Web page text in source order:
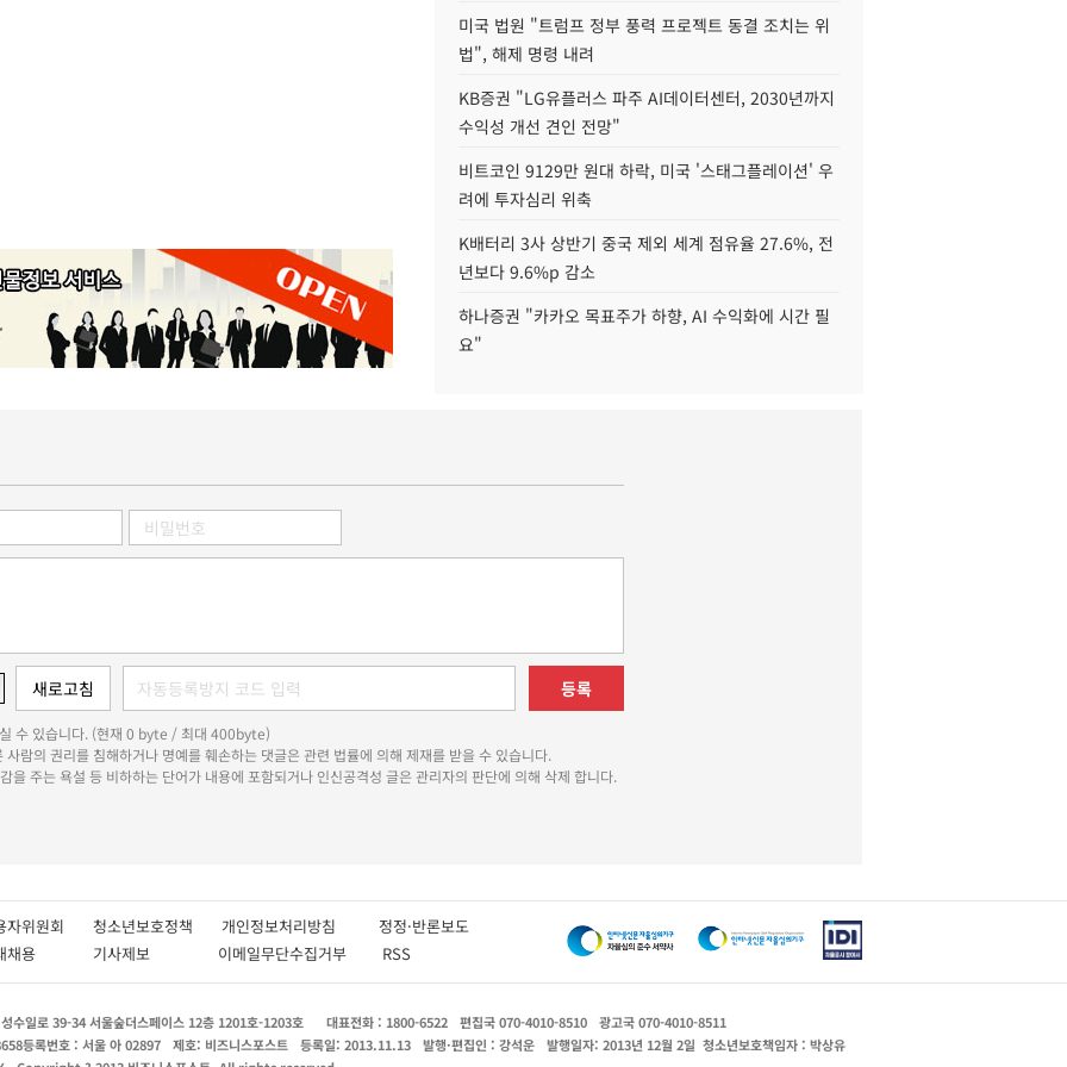
미국 법원 "트럼프 정부 풍력 프로젝트 동결 조치는 위
법", 해제 명령 내려
KB증권 "LG유플러스 파주 AI데이터센터, 2030년까지
수익성 개선 견인 전망"
비트코인 9129만 원대 하락, 미국 '스태그플레이션' 우
려에 투자심리 위축
K배터리 3사 상반기 중국 제외 세계 점유율 27.6%, 전
년보다 9.6%p 감소
하나증권 "카카오 목표주가 하향, AI 수익화에 시간 필
요"
등록
수 있습니다. (현재 0 byte / 최대 400byte)
사람의 권리를 침해하거나 명예를 훼손하는 댓글은 관련 법률에 의해 제재를 받을 수 있습니다.
을 주는 욕설 등 비하하는 단어가 내용에 포함되거나 인신공격성 글은 관리자의 판단에 의해 삭제 합니다.
자위원회 청소년보호정책 개인정보처리방침 정정·반론보도
채용
기사제보 이메일무단수집거부 RSS
수일로 39-34 서울숲더스페이스 12층 1201호-1203호 대표전화 : 1800-6522 편집국 070-4010-8510
광고국 070-4010-8511
등록번호 : 서울 아 02897 제호: 비즈니스포스트 등록일: 2013.11.13 발행·편집인 : 강석운 발행일자: 2013년 12월 2일 청소년보호책임자 : 박상유